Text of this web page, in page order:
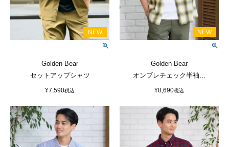
Golden Bear
セットアップシャツ
¥7,590税込
Golden Bear
オンブレチェック半袖...
¥8,690税込